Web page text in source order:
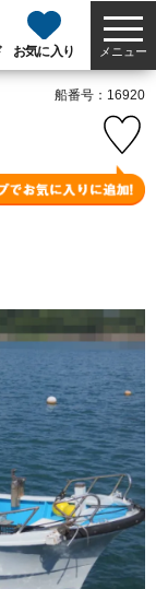
お気に入り メニュー
船番号：16920